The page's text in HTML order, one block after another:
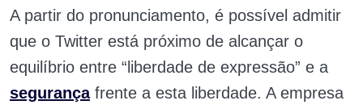
A partir do pronunciamento, é possível admitir
que o Twitter está próximo de alcançar o
equilíbrio entre “liberdade de expressão” e a
segurança frente a esta liberdade. A empresa